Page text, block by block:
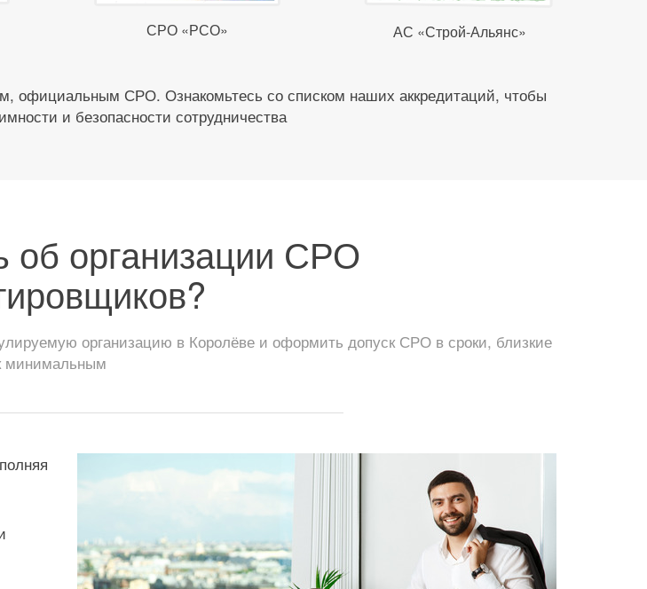
СРО «РСО» АС «Строй-Альянс»
официальным СРО. Ознакомьтесь со списком наших аккредитаций, чтобы
и безопасности сотрудничества
об организации СРО
организацию в Королёве и оформить допуск СРО в сроки, близкие
минимальным